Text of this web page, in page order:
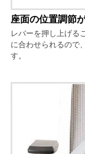
座面の位置調節
レバーを押し上げる
に合わせられるので
す。